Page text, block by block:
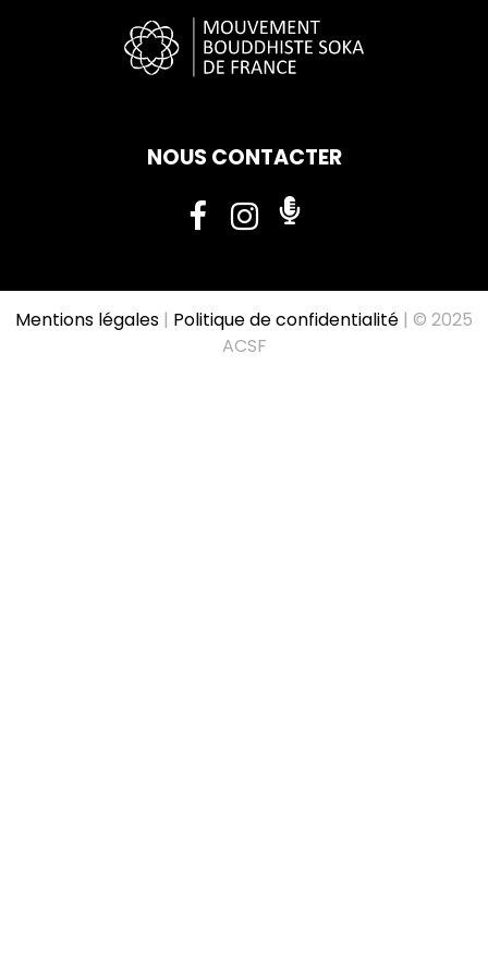
NOUS CONTACTER
Mentions légales | Politique de confidentialité | © 2025
ACSF